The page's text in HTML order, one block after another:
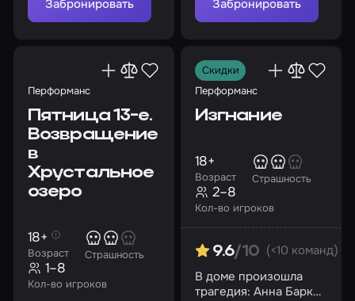
душуЗабронировать Забронировать
Перформанс
Пятница 13-е.
Возвращение
в
Хрустальное
озеро
Возраст
18+
Страшность
Кол-во игроков
1–8
Скидки
Перформанс
Изгнание
Возраст
18+
Страшность
Кол-во игроков
2–8
9.6/10 (<10 команд)
В доме произошла
трагедия: Анна Барк